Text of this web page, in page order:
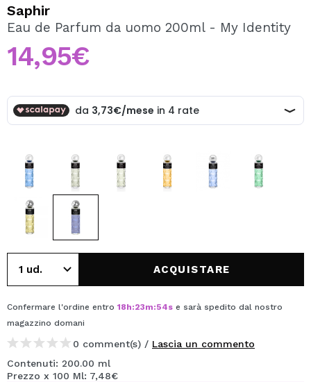
Creando un account su Maquibeauty.it potrai fare i tuoi
acquisti velocemente, controllare lo stato dei tuoi ordini e
consultare le tue operazioni precedenti.
CREARE UN ACCOUNT
Saphir
Eau de Parfum da uomo 200ml - My Identity
14,95€
ACQUISTARE
Confermare l'ordine entro 18h:23m:54s e sarà spedito dal nostro
magazzino domani
0 comment(s) / Lascia un commento
Contenuti: 200.00 ml
Prezzo x 100 Ml: 7,48€